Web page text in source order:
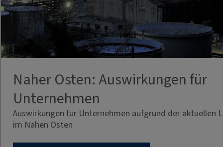
Naher Osten: Auswirkungen für
Unternehmen
Auswirkungen für Unternehmen aufgrund der aktuellen
im Nahen Osten